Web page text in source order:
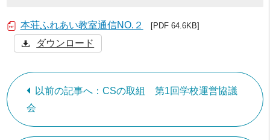
本荘ふれあい教室通信NO.２ [PDF 64.6KB]
ダウンロード
以前の記事へ：CSの取組 第1回学校運営協議
会